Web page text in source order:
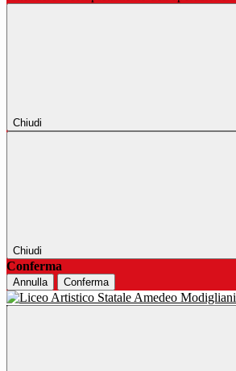
Chiudi
Chiudi
Conferma
Annulla Conferma